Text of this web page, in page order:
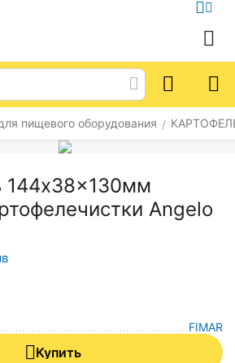
пищевого оборудования /
144x38x130мм
Angelo
FIMAR
Купить